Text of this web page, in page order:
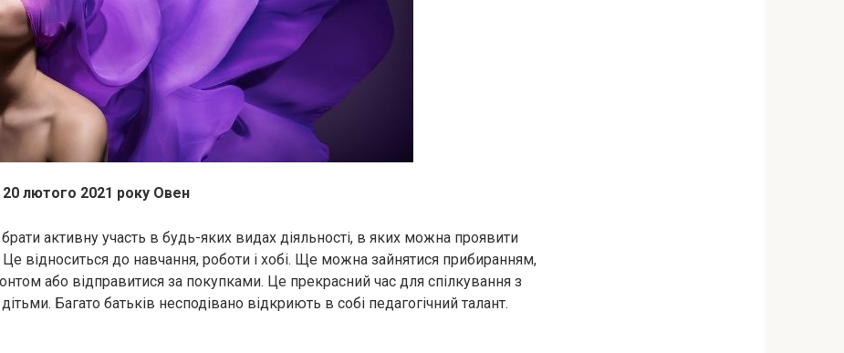
20 лютого 2021 року Овен
активну участь в будь-яких видах діяльності, в яких можна проявити
Це відноситься до навчання, роботи і хобі. Ще можна зайнятися прибиранням,
або відправитися за покупками. Це прекрасний час для спілкування з
Багато батьків несподівано відкриють в собі педагогічний талант.